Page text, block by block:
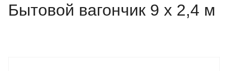
Бытовой вагончик 9 х 2,4 м